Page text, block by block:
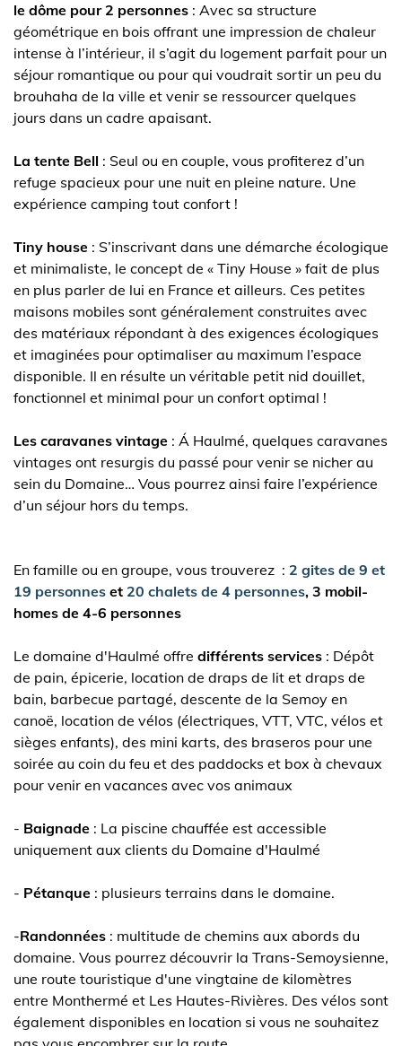
le dôme pour 2 personnes : Avec sa structure
géométrique en bois offrant une impression de chaleur
intense à l’intérieur, il s’agit du logement parfait pour un
séjour romantique ou pour qui voudrait sortir un peu du
brouhaha de la ville et venir se ressourcer quelques
jours dans un cadre apaisant.
La tente Bell : Seul ou en couple, vous profiterez d’un
refuge spacieux pour une nuit en pleine nature. Une
expérience camping tout confort !
Tiny house : S’inscrivant dans une démarche écologique
et minimaliste, le concept de « Tiny House » fait de plus
en plus parler de lui en France et ailleurs. Ces petites
maisons mobiles sont généralement construites avec
des matériaux répondant à des exigences écologiques
et imaginées pour optimaliser au maximum l’espace
disponible. Il en résulte un véritable petit nid douillet,
fonctionnel et minimal pour un confort optimal !
Les caravanes vintage : Á Haulmé, quelques caravanes
vintages ont resurgis du passé pour venir se nicher au
sein du Domaine… Vous pourrez ainsi faire l’expérience
d’un séjour hors du temps.
En famille ou en groupe, vous trouverez : 2 gites de 9 et
19 personnes et 20 chalets de 4 personnes, 3 mobil-
homes de 4-6 personnes
Le domaine d'Haulmé offre différents services : Dépôt
de pain, épicerie, location de draps de lit et draps de
bain, barbecue partagé, descente de la Semoy en
canoë, location de vélos (électriques, VTT, VTC, vélos et
sièges enfants), des mini karts, des braseros pour une
soirée au coin du feu et des paddocks et box à chevaux
pour venir en vacances avec vos animaux
- Baignade : La piscine chauffée est accessible
uniquement aux clients du Domaine d'Haulmé
- Pétanque : plusieurs terrains dans le domaine.
-Randonnées : multitude de chemins aux abords du
domaine. Vous pourrez découvrir la Trans-Semoysienne,
une route touristique d'une vingtaine de kilomètres
entre Monthermé et Les Hautes-Rivières. Des vélos sont
également disponibles en location si vous ne souhaitez